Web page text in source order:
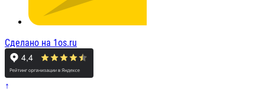
Сделано на 1os.ru
↑